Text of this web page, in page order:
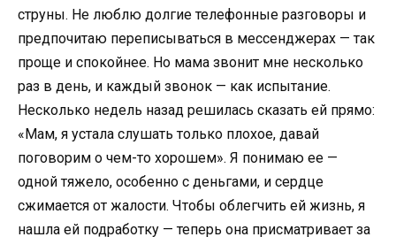
струны. Не люблю долгие телефонные разговоры и
предпочитаю переписываться в мессенджерах — так
проще и спокойнее. Но мама звонит мне несколько
раз в день, и каждый звонок — как испытание.
Несколько недель назад решилась сказать ей прямо:
«Мам, я устала слушать только плохое, давай
поговорим о чем-то хорошем». Я понимаю ее —
одной тяжело, особенно с деньгами, и сердце
сжимается от жалости. Чтобы облегчить ей жизнь, я
нашла ей подработку — теперь она присматривает за